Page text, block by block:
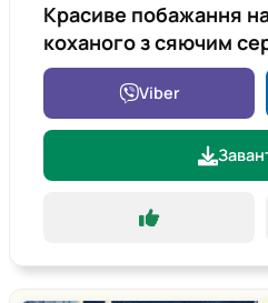
Красиве побажання
коханого з сяючим
Viber